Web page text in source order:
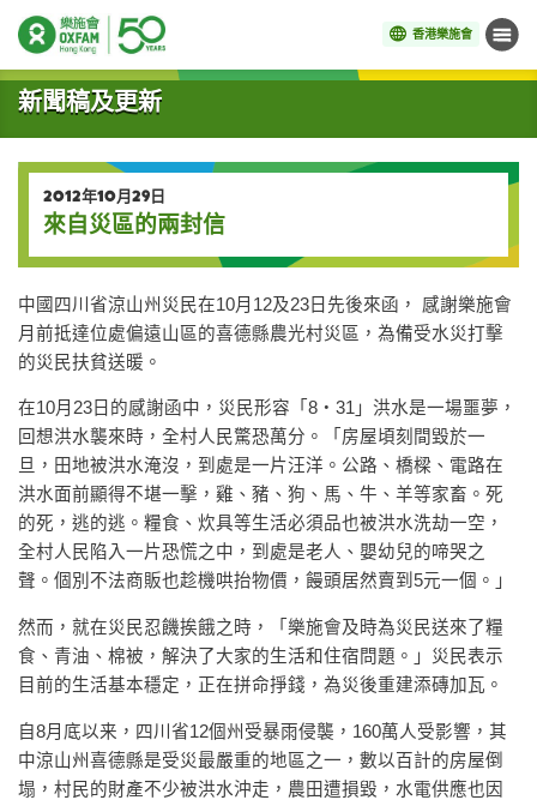
香港樂施會 目錄
開始主要內容
新聞稿及更新
2012年10月29日
來自災區的兩封信
中國四川省涼山州災民在10月12及23日先後來函， 感謝樂施會
月前抵達位處偏遠山區的喜德縣農光村災區，為備受水災打擊
的災民扶貧送暖。
在10月23日的感謝函中，災民形容「8‧31」洪水是一場噩夢，
回想洪水襲來時，全村人民驚恐萬分。「房屋頃刻間毀於一
旦，田地被洪水淹沒，到處是一片汪洋。公路、橋樑、電路在
洪水面前顯得不堪一擊，雞、豬、狗、馬、牛、羊等家畜。死
的死，逃的逃。糧食、炊具等生活必須品也被洪水洗劫一空，
全村人民陷入一片恐慌之中，到處是老人、嬰幼兒的啼哭之
聲。個別不法商販也趁機哄抬物價，饅頭居然賣到5元一個。」
然而，就在災民忍饑挨餓之時，「樂施會及時為災民送來了糧
食、青油、棉被，解決了大家的生活和住宿問題。」災民表示
目前的生活基本穩定，正在拼命掙錢，為災後重建添磚加瓦。
自8月底以来，四川省12個州受暴雨侵襲，160萬人受影響，其
中涼山州喜德縣是受災最嚴重的地區之一，數以百計的房屋倒
塌，村民的財產不少被洪水沖走，農田遭損毀，水電供應也因